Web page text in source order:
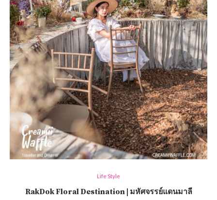
Life Style
RakDok Floral Destination | มหัศจรรย์แดนมาลี